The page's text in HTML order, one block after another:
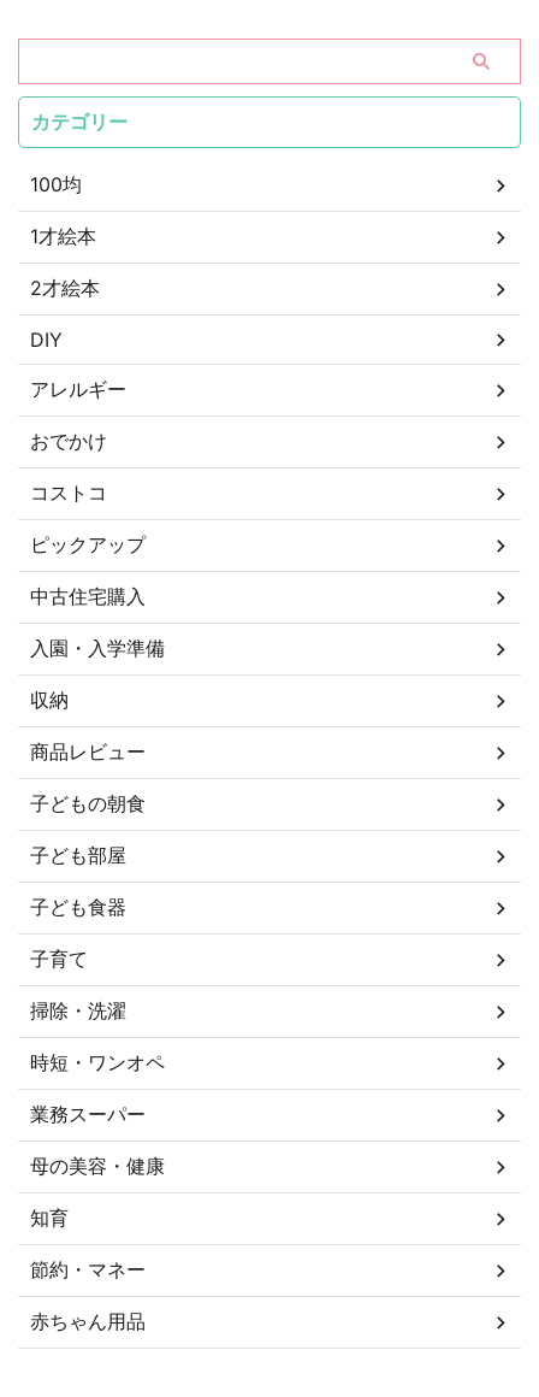
カテゴリー
100均
1才絵本
2才絵本
DIY
アレルギー
おでかけ
コストコ
ピックアップ
中古住宅購入
入園・入学準備
収納
商品レビュー
子どもの朝食
子ども部屋
子ども食器
子育て
掃除・洗濯
時短・ワンオペ
業務スーパー
母の美容・健康
知育
節約・マネー
赤ちゃん用品